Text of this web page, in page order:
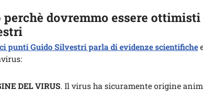
perchè dovremmo essere ottimisti
punti Guido Silvestri parla di evidenze scientifiche
DEL VIRUS. Il virus ha sicuramente origine